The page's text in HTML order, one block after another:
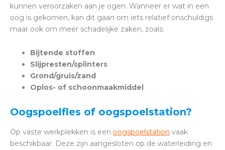
kunnen veroorzaken aan je ogen. Wanneer er wat in een
oog is gekomen, kan dit gaan om iets relatief onschuldigs
maar ook om meer schadelijke zaken, zoals:
Bijtende stoffen
Slijpresten/splinters
Grond/gruis/zand
Oplos- of schoonmaakmiddel
Oogspoelfles of oogspoelstation?
Op vaste werkplekken is een oogspoelstation vaak
beschikbaar. Deze zijn aangesloten op de waterleiding en